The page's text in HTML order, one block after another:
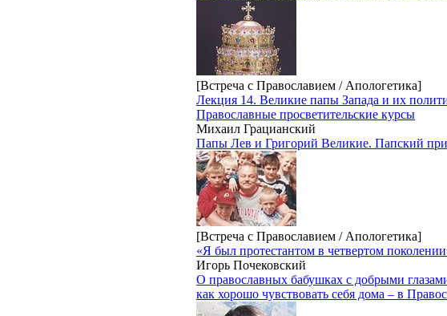
[Встреча с Православием / Апологетика]
Лекция 14. Великие папы Запада и их
Православные просветительские курсы
Михаил Грацианский
Папы Лев и Григорий Великие. Папский
[Встреча с Православием / Апологетика]
«Я был протестантом в четвертом
Игорь Почековский
О православных бабушках с добрыми
как хорошо чувствовать себя дома – в